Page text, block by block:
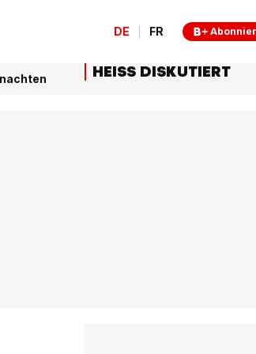
DE FR
HEISS DISKUTIERT